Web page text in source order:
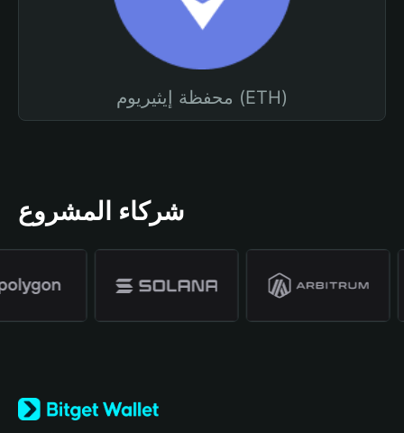
محفظة إيثيريوم (ETH)
شركاء المشروع